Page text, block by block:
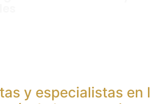
y especialistas en